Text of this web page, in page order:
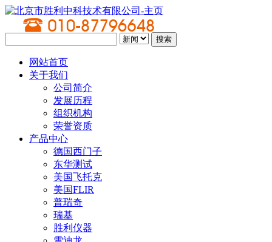
网站首页
关于我们
公司简介
发展历程
组织机构
荣誉资质
产品中心
德国西门子
东华测试
美国飞托克
美国FLIR
普瑞奇
瑞基
胜利仪器